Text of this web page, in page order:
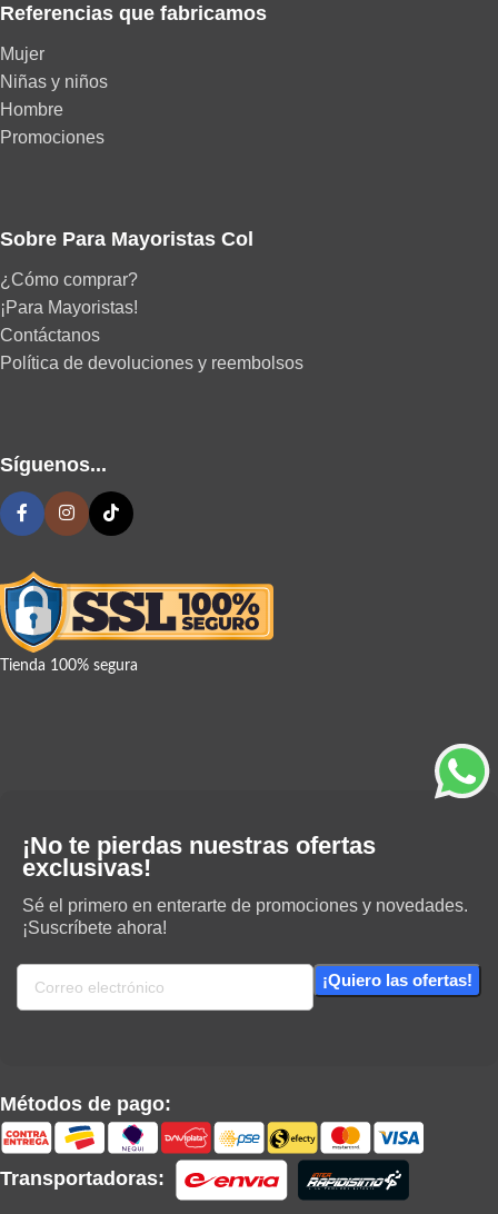
Referencias que fabricamos
Mujer
Niñas y niños
Hombre
Promociones
Sobre Para Mayoristas Col
¿Cómo comprar?
¡Para Mayoristas!
Contáctanos
Política de devoluciones y reembolsos
Síguenos...
Tienda 100% segura
¡No te pierdas nuestras ofertas
exclusivas!
Sé el primero en enterarte de promociones y novedades.
¡Suscríbete ahora!
Métodos de pago:
Transportadoras: